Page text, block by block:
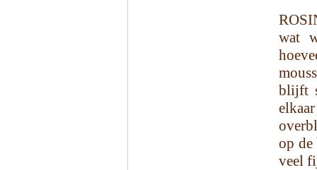
wat
blijft
op de
veel